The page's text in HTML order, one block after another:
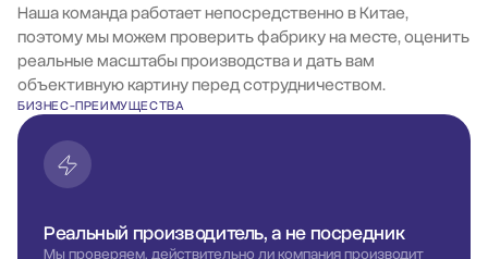
Наша команда работает непосредственно в Китае,
поэтому мы можем проверить фабрику на месте, оценить
реальные масштабы производства и дать вам
объективную картину перед сотрудничеством.
БИЗНЕС-ПРЕИМУЩЕСТВА
Реальный производитель, а не посредник
Мы проверяем, действительно ли компания производит